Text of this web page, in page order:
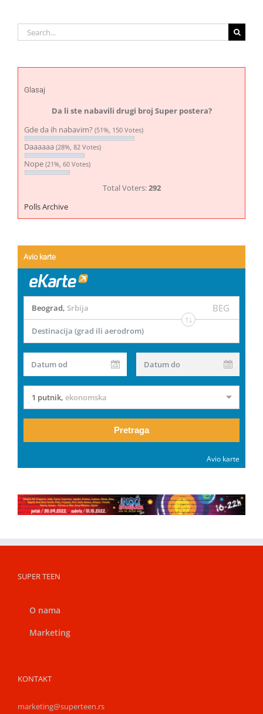
Search
for:
Glasaj
Da li ste nabavili drugi broj Super postera?
Gde da ih nabavim? (51%, 150 Votes)
Daaaaaa (28%, 82 Votes)
Nope (21%, 60 Votes)
Total Voters:292
Polls Archive
Avio karte
Beograd, Srbija BEG
Destinacija (grad ili aerodrom)
Datum od Datum do
1 putnik, ekonomska
Pretraga
Avio karte
SUPER TEEN
O nama
Marketing
KONTAKT
marketing@superteen.rs